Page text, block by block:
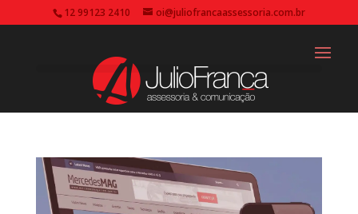
12 99123 2410 oi@juliofrancaassessoria.com.br